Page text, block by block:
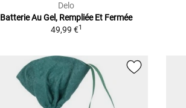
Delo
Batterie Au Gel, Rempliée Et Fermée
49,99 €1